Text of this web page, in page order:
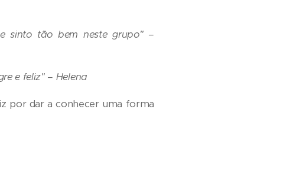
sinto tão bem neste grupo" –
e feliz" – Helena
por dar a conhecer uma forma